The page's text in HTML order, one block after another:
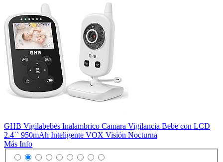
GHB Vigilabebés Inalambrico Camara Vigilancia Bebe con LCD
2.4´´ 950mAh Inteligente VOX Visión Nocturna
Más Info